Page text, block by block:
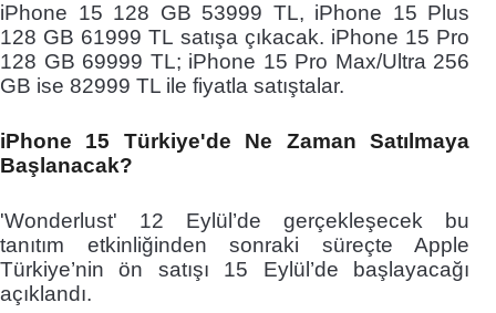
iPhone 15 128 GB 53999 TL, iPhone 15 Plus
128 GB 61999 TL satışa çıkacak. iPhone 15 Pro
128 GB 69999 TL; iPhone 15 Pro Max/Ultra 256
GB ise 82999 TL ile fiyatla satıştalar.
iPhone 15 Türkiye'de Ne Zaman Satılmaya
Başlanacak?
'Wonderlust' 12 Eylül’de gerçekleşecek bu
tanıtım etkinliğinden sonraki süreçte Apple
Türkiye’nin ön satışı 15 Eylül’de başlayacağı
açıklandı.